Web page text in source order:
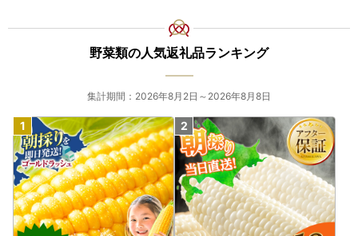
野菜類の人気返礼品ランキング
集計期間：2026年8月2日～2026年8月8日